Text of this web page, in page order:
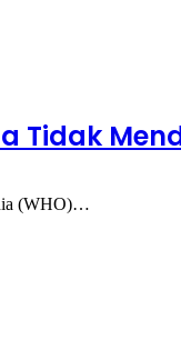
Tidak
(WHO)…